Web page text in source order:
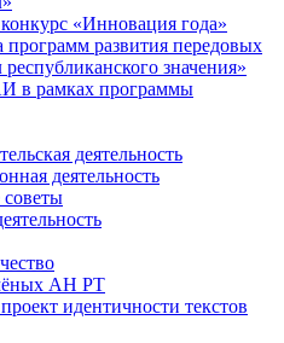
«Инновация года»
развития передовых
значения»
в рамках программы
деятельность
деятельность
АН РТ
идентичности текстов